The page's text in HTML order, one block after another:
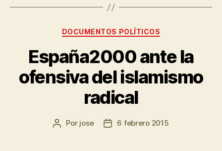
DOCUMENTOS POLÍTICOS
España2000 ante la
ofensiva del islamismo
radical
Por jose 6 febrero 2015